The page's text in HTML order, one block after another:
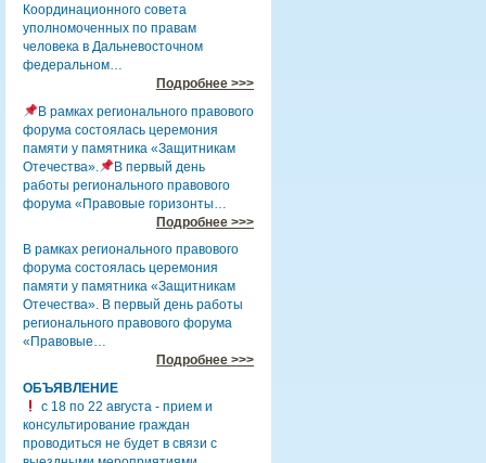
Координационного совета
уполномоченных по правам
человека в Дальневосточном
федеральном…
Подробнее >>>
В рамках регионального правового
форума состоялась церемония
памяти у памятника «Защитникам
Отечества».
В первый день
работы регионального правового
форума «Правовые горизонты…
Подробнее >>>
В рамках регионального правового
форума состоялась церемония
памяти у памятника «Защитникам
Отечества». В первый день работы
регионального правового форума
«Правовые…
Подробнее >>>
ОБЪЯВЛЕНИЕ
с 18 по 22 августа - прием и
консультирование граждан
проводиться не будет в связи с